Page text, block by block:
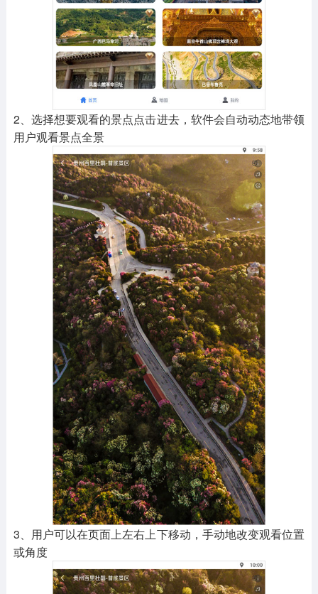
2、选择想要观看的景点点击进去，软件会自动动态地带领
用户观看景点全景
3、用户可以在页面上左右上下移动，手动地改变观看位置
或角度